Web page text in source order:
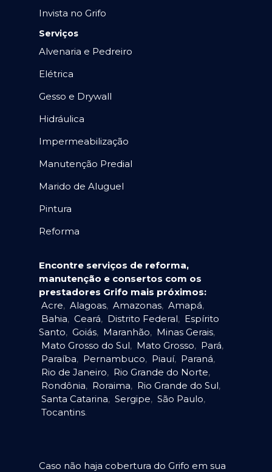
Invista no Grifo
Serviços
Alvenaria e Pedreiro
Elétrica
Gesso e Drywall
Hidráulica
Impermeabilização
Manutenção Predial
Marido de Aluguel
Pintura
Reforma
Encontre serviços de reforma,
manutenção e consertos com os
prestadores Grifo mais próximos:
Acre, Alagoas, Amazonas, Amapá,
Bahia, Ceará, Distrito Federal, Espírito
Santo, Goiás, Maranhão, Minas Gerais,
Mato Grosso do Sul, Mato Grosso, Pará,
Paraíba, Pernambuco, Piauí, Paraná,
Rio de Janeiro, Rio Grande do Norte,
Rondônia, Roraima, Rio Grande do Sul,
Santa Catarina, Sergipe, São Paulo,
Tocantins.
Caso não haja cobertura do Grifo em sua